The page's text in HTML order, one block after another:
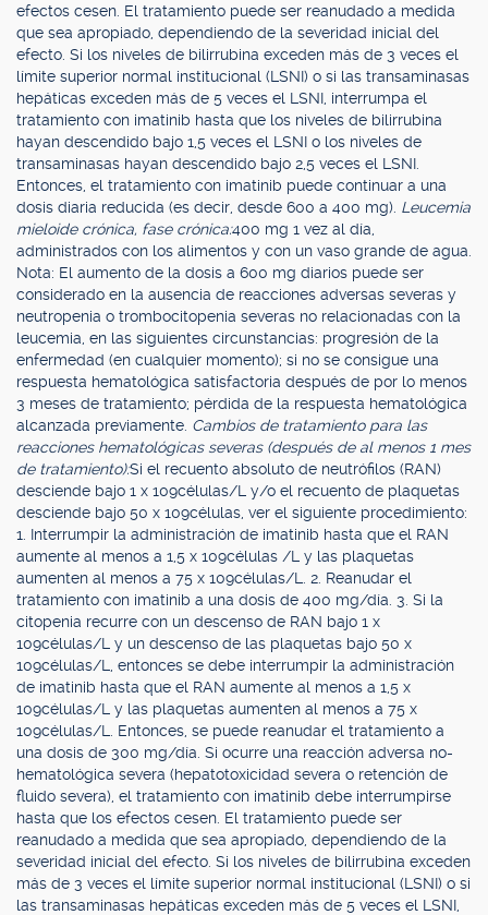
efectos cesen. El tratamiento puede ser reanudado a medida
que sea apropiado, dependiendo de la severidad inicial del
efecto. Si los niveles de bilirrubina exceden más de 3 veces el
límite superior normal institucional (LSNI) o si las transaminasas
hepáticas exceden más de 5 veces el LSNI, interrumpa el
tratamiento con imatinib hasta que los niveles de bilirrubina
hayan descendido bajo 1,5 veces el LSNI o los niveles de
transaminasas hayan descendido bajo 2,5 veces el LSNI.
Entonces, el tratamiento con imatinib puede continuar a una
dosis diaria reducida (es decir, desde 600 a 400 mg). Leucemia
mieloide crónica, fase crónica:400 mg 1 vez al día,
administrados con los alimentos y con un vaso grande de agua.
Nota: El aumento de la dosis a 600 mg diarios puede ser
considerado en la ausencia de reacciones adversas severas y
neutropenia o trombocitopenia severas no relacionadas con la
leucemia, en las siguientes circunstancias: progresión de la
enfermedad (en cualquier momento); si no se consigue una
respuesta hematológica satisfactoria después de por lo menos
3 meses de tratamiento; pérdida de la respuesta hematológica
alcanzada previamente. Cambios de tratamiento para las
reacciones hematológicas severas (después de al menos 1 mes
de tratamiento):Si el recuento absoluto de neutrófilos (RAN)
desciende bajo 1 x 109células/L y/o el recuento de plaquetas
desciende bajo 50 x 109células, ver el siguiente procedimiento:
1. Interrumpir la administración de imatinib hasta que el RAN
aumente al menos a 1,5 x 109células /L y las plaquetas
aumenten al menos a 75 x 109células/L. 2. Reanudar el
tratamiento con imatinib a una dosis de 400 mg/día. 3. Si la
citopenia recurre con un descenso de RAN bajo 1 x
109células/L y un descenso de las plaquetas bajo 50 x
109células/L, entonces se debe interrumpir la administración
de imatinib hasta que el RAN aumente al menos a 1,5 x
109células/L y las plaquetas aumenten al menos a 75 x
109células/L. Entonces, se puede reanudar el tratamiento a
una dosis de 300 mg/día. Si ocurre una reacción adversa no-
hematológica severa (hepatotoxicidad severa o retención de
fluido severa), el tratamiento con imatinib debe interrumpirse
hasta que los efectos cesen. El tratamiento puede ser
reanudado a medida que sea apropiado, dependiendo de la
severidad inicial del efecto. Si los niveles de bilirrubina exceden
más de 3 veces el límite superior normal institucional (LSNI) o si
las transaminasas hepáticas exceden más de 5 veces el LSNI,